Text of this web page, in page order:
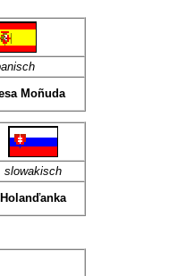
Moñuda
slowakisch
Holanďanka